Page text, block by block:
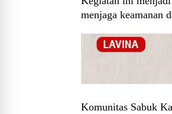
menjaga keamanan
Komunitas Sabuk